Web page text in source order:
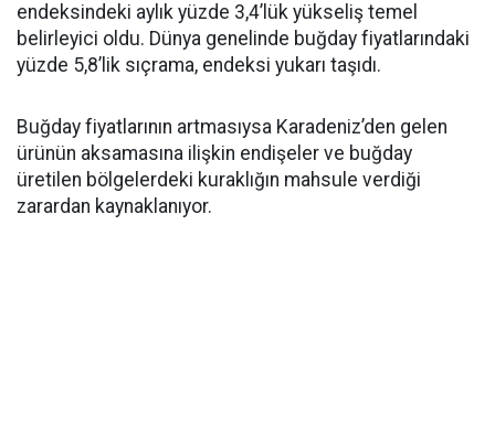
endeksindeki aylık yüzde 3,4’lük yükseliş temel
belirleyici oldu. Dünya genelinde buğday fiyatlarındaki
yüzde 5,8’lik sıçrama, endeksi yukarı taşıdı.
Buğday fiyatlarının artmasıysa Karadeniz’den gelen
ürünün aksamasına ilişkin endişeler ve buğday
üretilen bölgelerdeki kuraklığın mahsule verdiği
zarardan kaynaklanıyor.